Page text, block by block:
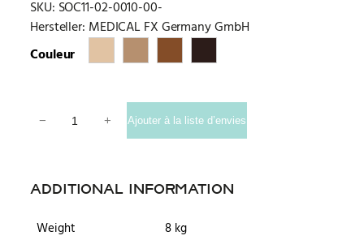
SKU: SOC11-02-0010-00-
Hersteller: MEDICAL FX Germany GmbH
Couleur
Base Model Jambe avec 7 plaies profondes quantity
− + Ajouter à la liste d’envies
ADDITIONAL INFORMATION
Weight
8 kg